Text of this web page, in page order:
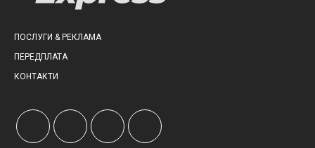
ПОСЛУГИ & РЕКЛАМА
ПЕРЕДПЛАТА
КОНТАКТИ